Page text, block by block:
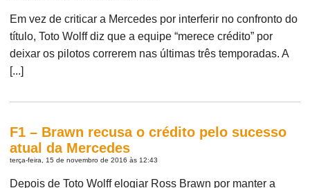
Em vez de criticar a Mercedes por interferir no confronto do
título, Toto Wolff diz que a equipe “merece crédito” por
deixar os pilotos correrem nas últimas três temporadas. A
[...]
F1 – Brawn recusa o crédito pelo sucesso
atual da Mercedes
terça-feira, 15 de novembro de 2016 às 12:43
Depois de Toto Wolff elogiar Ross Brawn por manter a